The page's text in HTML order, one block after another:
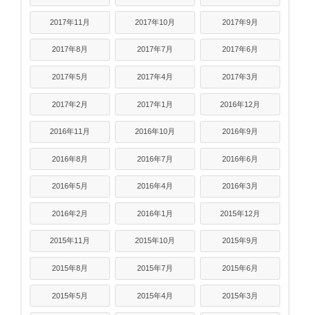
2017年11月 2017年10月 2017年9月
2017年8月 2017年7月 2017年6月
2017年5月 2017年4月 2017年3月
2017年2月 2017年1月 2016年12月
2016年11月 2016年10月 2016年9月
2016年8月 2016年7月 2016年6月
2016年5月 2016年4月 2016年3月
2016年2月 2016年1月 2015年12月
2015年11月 2015年10月 2015年9月
2015年8月 2015年7月 2015年6月
2015年5月 2015年4月 2015年3月